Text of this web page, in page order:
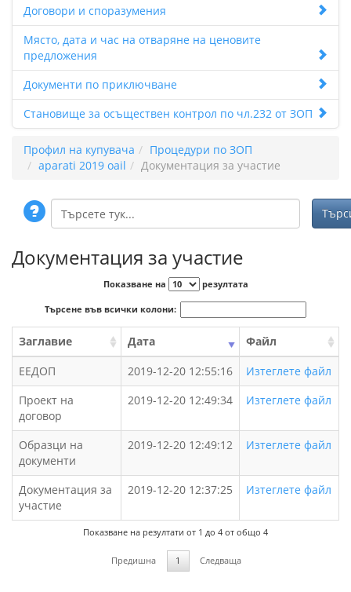
Договори и споразумения
Място, дата и час на отваряне на ценовите
предложения
Документи по приключване
Становище за осъществен контрол по чл.232 от ЗОП
Профил на купувача
Процедури по ЗОП
aparati 2019 oail
Документация за участие
Документация за участие
Показване на резултата
Търсене във всички колони:
Заглавие Дата
Файл
ЕЕДОП
2019-12-20 12:55:16
Изтеглете файл
Проект на
договор
2019-12-20 12:49:34 Изтеглете файл
Образци на
документи
2019-12-20 12:49:12 Изтеглете файл
Документация за
участие
2019-12-20 12:37:25 Изтеглете файл
Показване на резултати от 1 до 4 от общо 4
Предишна 1 Следваща